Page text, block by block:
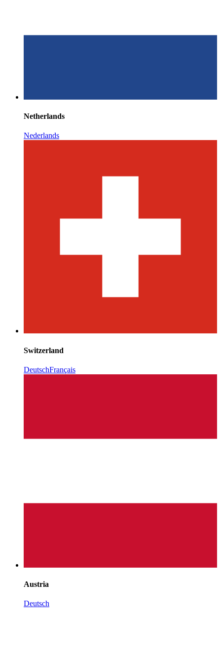
Netherlands
Nederlands
Switzerland
DeutschFrançais
Austria
Deutsch